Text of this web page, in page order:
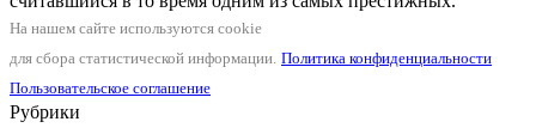
На нашем сайте используются cookie
для сбора статистической информации. Политика конфиденциальности
Пользовательское соглашение
Рубрики